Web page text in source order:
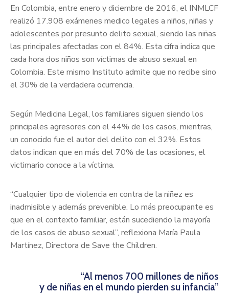
En Colombia, entre enero y diciembre de 2016, el INMLCF
realizó 17.908 exámenes medico legales a niños, niñas y
adolescentes por presunto delito sexual, siendo las niñas
las principales afectadas con el 84%. Esta cifra indica que
cada hora dos niños son víctimas de abuso sexual en
Colombia. Este mismo Instituto admite que no recibe sino
el 30% de la verdadera ocurrencia.
Según Medicina Legal, los familiares siguen siendo los
principales agresores con el 44% de los casos, mientras,
un conocido fue el autor del delito con el 32%. Estos
datos indican que en más del 70% de las ocasiones, el
victimario conoce a la víctima.
“Cualquier tipo de violencia en contra de la niñez es
inadmisible y además prevenible. Lo más preocupante es
que en el contexto familiar, están sucediendo la mayoría
de los casos de abuso sexual”, reflexiona María Paula
Martínez, Directora de Save the Children.
“Al menos 700 millones de niños
y de niñas en el mundo pierden su infancia”